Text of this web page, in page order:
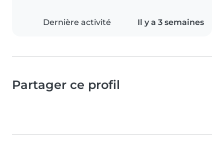
Dernière activité Il y a 3 semaines
Partager ce profil